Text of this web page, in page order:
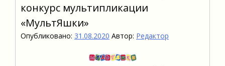
конкурс мультипликации
«МультЯшки»
Опубликовано: 31.08.2020 Автор: Редактор